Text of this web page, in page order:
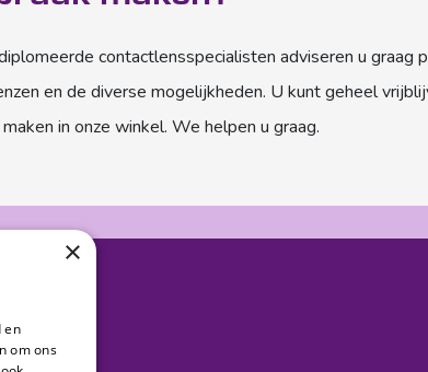
contactlensspecialisten adviseren u graag
en de diverse mogelijkheden. U kunt geheel
in onze winkel. We helpen u graag.
×
en
om ons